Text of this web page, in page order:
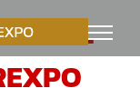
NOËL